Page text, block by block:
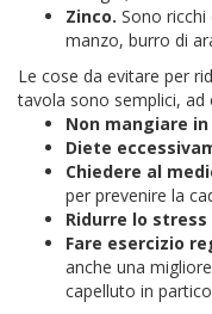
Zinco. Sono ricchi
manzo, burro di
Le cose da evitare per
tavola sono semplici, ad
Non mangiare
Diete
Chiedere al
per prevenire la
Ridurre lo stress
Fare esercizio
anche una
capelluto in